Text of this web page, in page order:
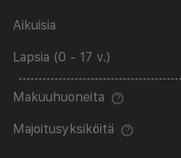
Aikuisia
Lapsia (0 - 17 v.)
Makuuhuoneita
Majoitusyksiköitä